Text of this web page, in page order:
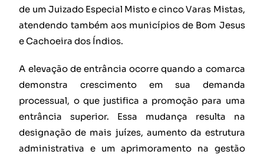
de um Juizado Especial Misto e cinco Varas Mistas,
atendendo também aos municípios de Bom Jesus
e Cachoeira dos Índios.
A elevação de entrância ocorre quando a comarca
demonstra crescimento em sua demanda
processual, o que justifica a promoção para uma
entrância superior. Essa mudança resulta na
designação de mais juízes, aumento da estrutura
administrativa e um aprimoramento na gestão